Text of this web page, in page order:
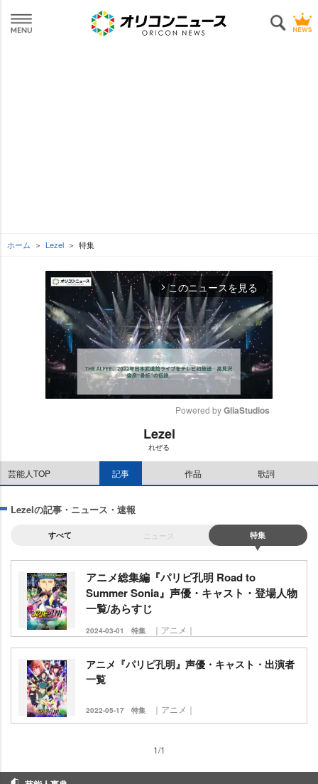
ホーム Lezel 特集
arrow_forward_ios このニュースを見る
Powered by GliaStudios
Lezel
れぜる
芸能人TOP 記事 作品 歌詞
Lezelの記事・ニュース・速報
すべて ニュース 特集
アニメ総集編『パリピ孔明 Road to
Summer Sonia』声優・キャスト・登場人物
一覧/あらすじ
2024-03-01 特集 ｜アニメ｜
アニメ『パリピ孔明』声優・キャスト・出演者
一覧
2022-05-17 特集 ｜アニメ｜
1/1